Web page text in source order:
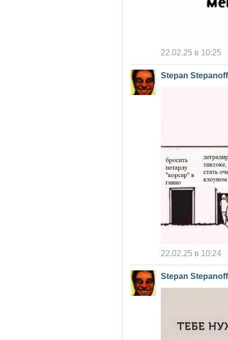
22.02.25 в 10:25
Stepan Stepanoff
22.02.25 в 10:24
Stepan Stepanoff